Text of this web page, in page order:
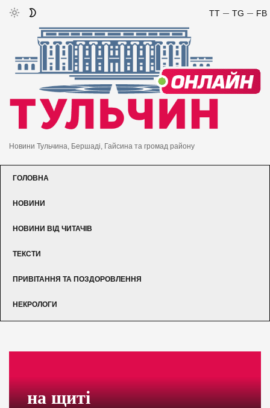
FB
TG
TT
Новини Тульчина, Бершаді, Гайсина та громад району
ГОЛОВНА
НОВИНИ
НОВИНИ ВІД ЧИТАЧІВ
ТЕКСТИ
ПРИВІТАННЯ ТА ПОЗДОРОВЛЕННЯ
НЕКРОЛОГИ
на щиті